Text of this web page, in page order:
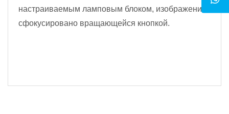
настраиваемым ламповым блоком, изображение
сфокусировано вращающейся кнопкой.